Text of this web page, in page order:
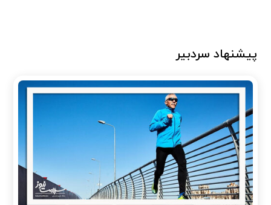
پیشنهاد سردبیر